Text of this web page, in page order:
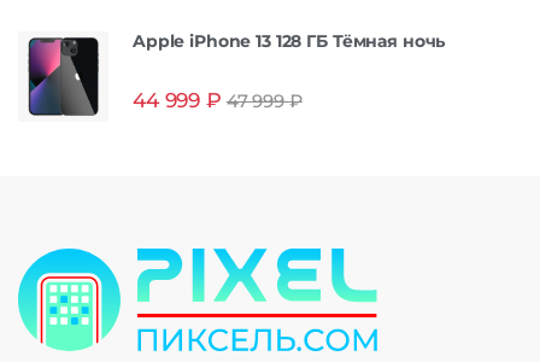
Apple iPhone 13 128 ГБ Тёмная ночь
44 999 ₽ 47 999₽